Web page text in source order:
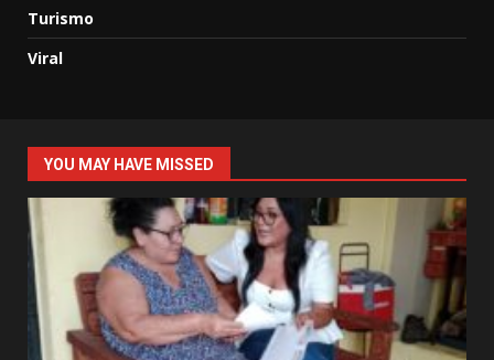
Turismo
Viral
YOU MAY HAVE MISSED